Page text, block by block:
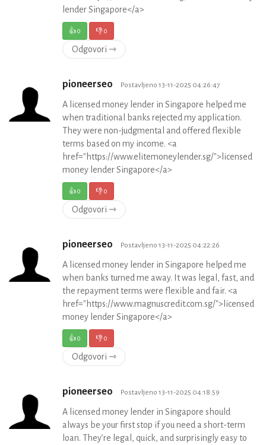
lender Singapore</a>
👍0 👎0
Odgovori ⇾
pioneerseo Postavljeno 13-11-2025 04:26:47
A licensed money lender in Singapore helped me
when traditional banks rejected my application.
They were non-judgmental and offered flexible
terms based on my income. <a
href="https://www.elitemoneylender.sg/">licensed
money lender Singapore</a>
👍0 👎0
Odgovori ⇾
pioneerseo Postavljeno 13-11-2025 04:22:26
A licensed money lender in Singapore helped me
when banks turned me away. It was legal, fast, and
the repayment terms were flexible and fair. <a
href="https://www.magnuscredit.com.sg/">licensed
money lender Singapore</a>
👍0 👎0
Odgovori ⇾
pioneerseo Postavljeno 13-11-2025 04:18:59
A licensed money lender in Singapore should
always be your first stop if you need a short-term
loan. They’re legal, quick, and surprisingly easy to